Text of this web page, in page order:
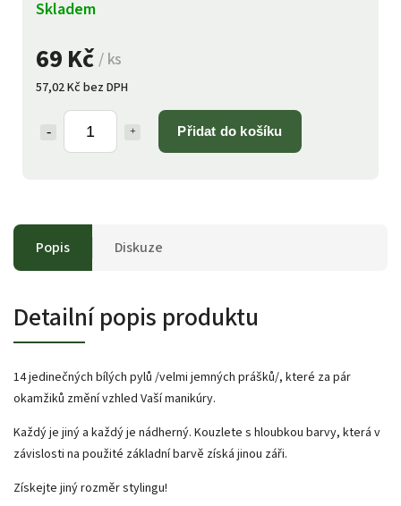
69 Kč/ ks
57,02 Kč bez DPH
Přidat do košíku
Skladem
Popis Diskuze
Detailní popis produktu
14 jedinečných bílých pylů /velmi jemných prášků/, které za pár
okamžiků změní vzhled Vaší manikúry.
Každý je jiný a každý je nádherný. Kouzlete s hloubkou barvy, která v
závislosti na použité základní barvě získá jinou záři.
Získejte jiný rozměr stylingu!